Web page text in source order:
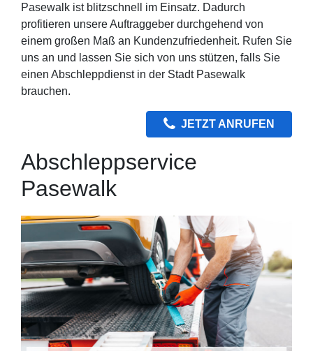
Pasewalk ist blitzschnell im Einsatz. Dadurch
profitieren unsere Auftraggeber durchgehend von
einem großen Maß an Kundenzufriedenheit. Rufen Sie
uns an und lassen Sie sich von uns stützen, falls Sie
einen Abschleppdienst in der Stadt Pasewalk
brauchen.
JETZT ANRUFEN
Abschleppservice
Pasewalk